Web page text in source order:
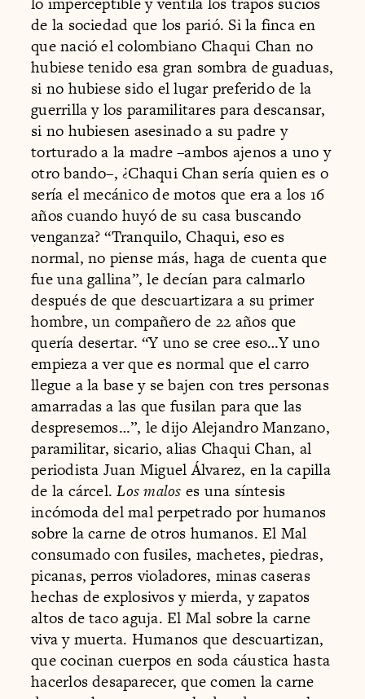
de la sociedad que los parió. Si la finca en
que nació el colombiano Chaqui Chan no
hubiese tenido esa gran sombra de guaduas,
si no hubiese sido el lugar preferido de la
guerrilla y los paramilitares para descansar,
si no hubiesen asesinado a su padre y
torturado a la madre –ambos ajenos a uno y
otro bando–, ¿Chaqui Chan sería quien es o
sería el mecánico de motos que era a los 16
años cuando huyó de su casa buscando
venganza? “Tranquilo, Chaqui, eso es
normal, no piense más, haga de cuenta que
fue una gallina”, le decían para calmarlo
después de que descuartizara a su primer
hombre, un compañero de 22 años que
quería desertar. “Y uno se cree eso…Y uno
empieza a ver que es normal que el carro
llegue a la base y se bajen con tres personas
amarradas a las que fusilan para que las
despresemos…”, le dijo Alejandro Manzano,
paramilitar, sicario, alias Chaqui Chan, al
periodista Juan Miguel Álvarez, en la capilla
de la cárcel.Los malos es una síntesis
incómoda del mal perpetrado por humanos
sobre la carne de otros humanos. El Mal
consumado con fusiles, machetes, piedras,
picanas, perros violadores, minas caseras
hechas de explosivos y mierda, y zapatos
altos de taco aguja. El Mal sobre la carne
viva y muerta. Humanos que descuartizan,
que cocinan cuerpos en soda cáustica hasta
hacerlos desaparecer, que comen la carne